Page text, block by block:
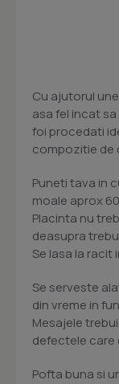
Cu ajutorul
asa fel incat
foi procedati
compozitie de
Puneti tava in
moale aprox
Placinta nu
deasupra
Se lasa la racit
Se serveste
din vreme in
Mesajele
defectele care
Pofta buna si